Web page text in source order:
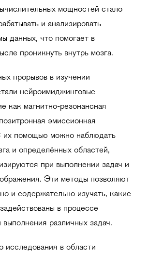
мощностей стало
и анализировать
данных, что помогает в
проникнуть внутрь мозга.
прорывов в изучении
нейроимиджинговые
как магнитно-резонансная
эмиссионная
их помощью можно наблюдать
и определённых областей,
при выполнении задач и
Эти методы позволяют
и содержательно изучать, какие
в процессе
различных задач.
исследования в области